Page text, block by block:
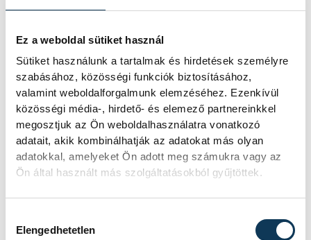
Ez a weboldal sütiket használ
Sütiket használunk a tartalmak és hirdetések személyre
szabásához, közösségi funkciók biztosításához,
valamint weboldalforgalmunk elemzéséhez. Ezenkívül
közösségi média-, hirdető- és elemező partnereinkkel
megosztjuk az Ön weboldalhasználatra vonatkozó
adatait, akik kombinálhatják az adatokat más olyan
adatokkal, amelyeket Ön adott meg számukra vagy az
Ön által használt más szolgáltatásokból gyűjtöttek.
Elengedhetetlen
kultúra Porga Gyula
EKF
zene
Music Hungary
A zene városa
Weyer Balázs
Márton András
Eszter
Csaba